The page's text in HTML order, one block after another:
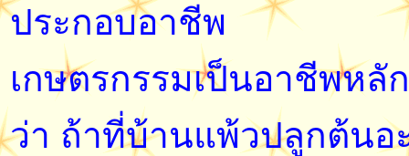
ประกอบอาชีพ
เกษตรกรรมเป็นอาชีพหลั
ว่า ถ้าที่บ้านแพ้วปลูกต้นอ